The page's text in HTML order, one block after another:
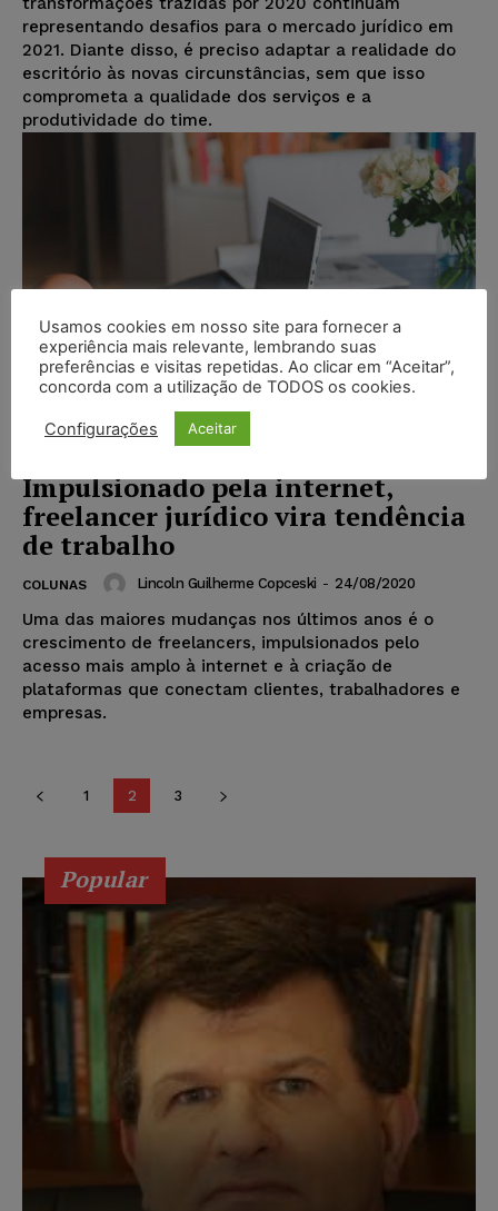
representando desafios para o mercado jurídico em
2021. Diante disso, é preciso adaptar a realidade do
escritório às novas circunstâncias, sem que isso
comprometa a qualidade dos serviços e a
produtividade do time.
Impulsionado pela internet,
freelancer jurídico vira tendência
de trabalho
COLUNAS Lincoln Guilherme Copceski - 24/08/2020
Uma das maiores mudanças nos últimos anos é o
crescimento de freelancers, impulsionados pelo
acesso mais amplo à internet e à criação de
plataformas que conectam clientes, trabalhadores e
empresas.
1 2 3
Popular
Usamos cookies em nosso site para fornecer a
experiência mais relevante, lembrando suas
preferências e visitas repetidas. Ao clicar em “Aceitar”,
concorda com a utilização de TODOS os cookies.
Configurações Aceitar